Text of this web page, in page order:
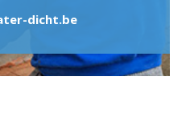
dicht.be